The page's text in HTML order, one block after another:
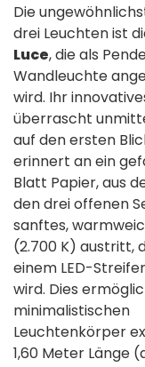
Die
drei Leuchten ist
Luce, die als
Wandleuchte
wird. Ihr
überrascht
auf den ersten
erinnert an ein
Blatt Papier, aus
den drei offenen
sanftes,
(2.700 K) austritt,
einem LED-
wird. Dies
minimalistischen
Leuchtenkörper
1,60 Meter Länge